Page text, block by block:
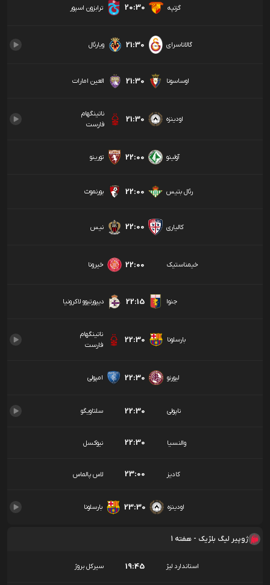
گزتپه 20:30 ترابزون اسپور
گالاتاسرای 21:30 ویارئال
اوساسونا 21:30 العین امارات
اودینزه 21:30
ناتینگهام
فارست
آولینو 22:00 تورینو
رئال بتیس 22:00 بورنموث
کالیاری 22:00 نیس
خیمناستیک 22:00 خیرونا
جنوا 22:15 دیپورتیوو لاکرونیا
بارسلونا 22:30
ناتینگهام
فارست
لیورنو 22:30 امپولی
ناپولی 22:30 سلتاویگو
والنسیا 22:30 نیوکسل
کادیز 23:00 لاس پالماس
اودینزه 23:30 بارسلونا
ژوپیر لیگ بلژیک - هفته 1
استاندارد لیژ 19:45 سیرکل بروژ